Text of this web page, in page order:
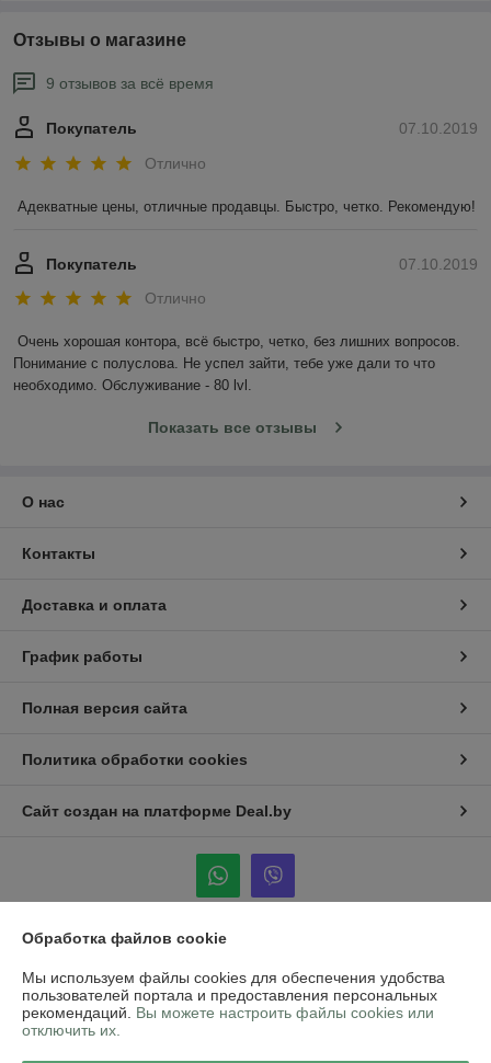
Отзывы о магазине
9 отзывов за всё время
07.10.2019
Покупатель
Отлично
07.10.2019
Покупатель
Отлично
Очень хорошая контора, всё быстро, четко, без лишних вопросов.
Понимание с полуслова. Не успел зайти, тебе уже дали то что
необходимо. Обслуживание - 80 lvl.
Показать все отзывы
О нас
Контакты
Доставка и оплата
График работы
Полная версия сайта
Политика обработки cookies
Сайт создан на платформе Deal.by
Юридическое лицо:ООО "АВ Трейдинг"
Минская область, г.Борисов ул.Чапаева 59А/1
Обработка файлов cookie
Мы используем файлы cookies для обеспечения удобства
пользователей портала и предоставления персональных
рекомендаций. Вы можете настроить файлы cookies или
отключить их.